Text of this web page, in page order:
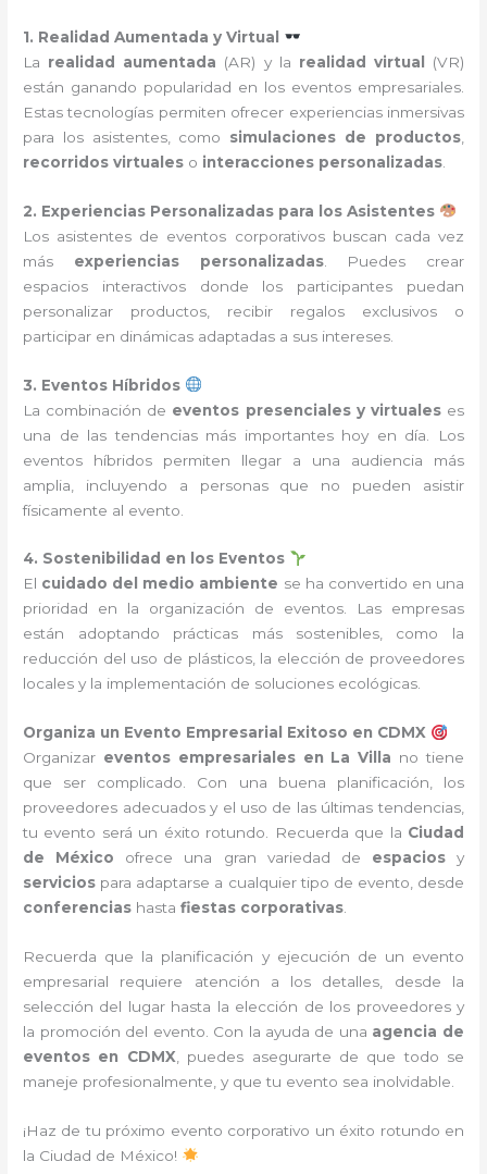
1. Realidad Aumentada y Virtual
La realidad aumentada (AR) y la realidad virtual
(VR)
están ganando popularidad en los eventos empresariales.
Estas tecnologías permiten ofrecer experiencias inmersivas
para los asistentes, como simulaciones de productos,
recorridos virtuales o interacciones personalizadas
2. Experiencias Personalizadas para los Asistentes
Los asistentes de eventos corporativos buscan cada vez
más experiencias personalizadas. Puedes crear
espacios interactivos donde los participantes puedan
personalizar productos, recibir regalos exclusivos o
participar en dinámicas adaptadas a sus intereses.
3. Eventos Híbridos
La combinación de eventos presenciales y virtualeses
una de las tendencias más importantes hoy en día. Los
eventos híbridos permiten llegar a una audiencia más
amplia, incluyendo a personas que no pueden asistir
físicamente al evento.
4. Sostenibilidad en los Eventos
El cuidado del medio ambiente se ha convertido en una
prioridad en la organización de eventos. Las empresas
están adoptando prácticas más sostenibles, como la
reducción del uso de plásticos, la elección de proveedores
locales y la implementación de soluciones ecológicas.
Organiza un Evento Empresarial Exitoso en CDMX
Organizar eventos empresariales en La Villa no tiene
que ser complicado. Con una buena planificación, los
proveedores adecuados y el uso de las últimas tendencias,
tu evento será un éxito rotundo. Recuerda que la Ciudad
de México ofrece una gran variedad de espaciosy
servicios para adaptarse a cualquier tipo de evento, desde
conferencias hastafiestas corporativas.
Recuerda que la planificación y ejecución de un evento
empresarial requiere atención a los detalles, desde la
selección del lugar hasta la elección de los proveedores y
la promoción del evento. Con la ayuda de una agencia de
eventos en CDMX , puedes asegurarte de que todo se
maneje profesionalmente, y que tu evento sea inolvidable.
¡Haz de tu próximo evento corporativo un éxito rotundo en
la Ciudad de México!